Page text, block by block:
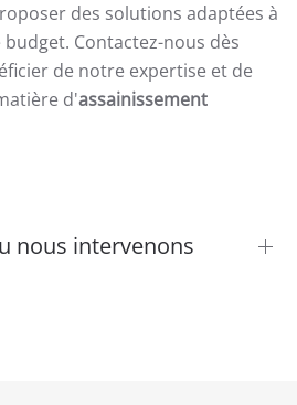
des solutions adaptées à
Contactez-nous dès
de notre expertise et de
d'assainissement
nous intervenons